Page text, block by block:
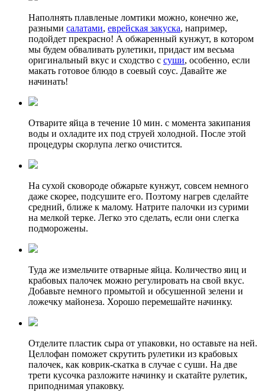
Наполнять плавленые ломтики можно, конечно же,
разными салатами, еврейская закуска, например,
подойдет прекрасно! А обжаренный кунжут, в котором
мы будем обваливать рулетики, придаст им весьма
оригинальный вкус и сходство с суши, особенно, если
макать готовое блюдо в соевый соус. Давайте же
начинать!
Отварите яйца в течение 10 мин. с момента закипания
воды и охладите их под струей холодной. После этой
процедуры скорлупа легко очистится.
На сухой сковороде обжарьте кунжут, совсем немного
даже скорее, подсушите его. Поэтому нагрев сделайте
средний, ближе к малому. Натрите палочки из сурими
на мелкой терке. Легко это сделать, если они слегка
подморожены.
Туда же измельчите отварные яйца. Количество яиц и
крабовых палочек можно регулировать на свой вкус.
Добавьте немного промытой и обсушенной зелени и
ложечку майонеза. Хорошо перемешайте начинку.
Отделите пластик сыра от упаковки, но оставьте на ней.
Целлофан поможет скрутить рулетики из крабовых
палочек, как коврик-скатка в случае с суши. На две
трети кусочка разложите начинку и скатайте рулетик,
приподнимая упаковку.